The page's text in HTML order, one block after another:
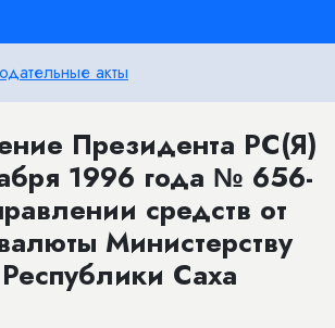
акты
Президента РС(Я)
1996 года № 656-
средств от
Министерству
Саха